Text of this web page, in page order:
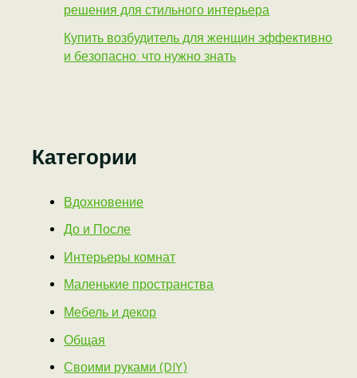
решения для стильного интерьера
Купить возбудитель для женщин эффективно
и безопасно: что нужно знать
Категории
Вдохновение
До и После
Интерьеры комнат
Маленькие пространства
Мебель и декор
Общая
Своими руками (DIY)